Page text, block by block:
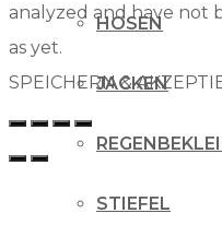
HOSEN
JACKEN
STIEFEL
analyzed and have not
as yet.
SPEICHERN &